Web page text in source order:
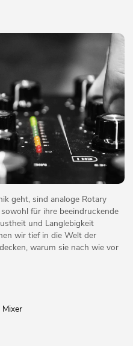
geht, sind analoge Rotary
für ihre beeindruckende
und Langlebigkeit
wir tief in die Welt der
warum sie nach wie vor